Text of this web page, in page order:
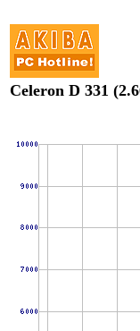
Celeron D 331